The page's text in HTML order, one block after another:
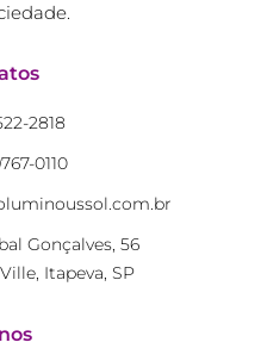
2818
0110
Gonçalves, 56
Itapeva, SP